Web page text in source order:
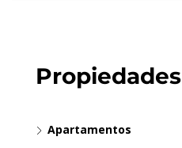
Propiedades
Apartamentos